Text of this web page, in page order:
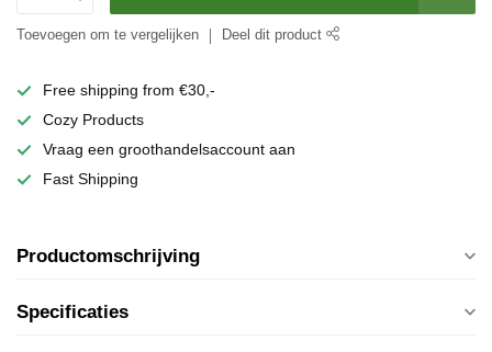
Toevoegen om te vergelijken Deel dit product
Free shipping from €30,-
Cozy Products
Vraag een groothandelsaccount aan
Fast Shipping
Productomschrijving
Specificaties